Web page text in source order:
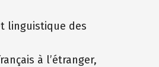
linguistique des
à l’étranger,